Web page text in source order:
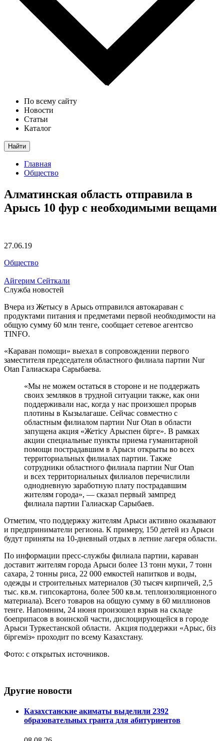
По всему сайту
Новости
Статьи
Каталог
Найти
Главная
Общество
Алматинская область отправила в
Арысь 10 фур с необходимыми вещами
27.06.19
Общество
Айгерим Сейткали
Служба новостей
Вчера из Жетысу в Арысь отправился автокараван с
продуктами питания и предметами первой необходимости на
общую сумму 60 млн тенге, сообщает сетевое агентсво
TINFO.
«Караван помощи» выехал в сопровождении первого
заместителя председателя областного филиала партии Nur
Otan Галиаскара Сарыбаева.
«Мы не можем остаться в стороне и не поддержать
своих земляков в трудной ситуации также, как они
поддерживали нас, когда у нас произошел прорыв
плотины в Кызылагаше. Сейчас совместно с
областным филиалом партии Nur Otan в области
запущена акция «Жетісу Арыспен бірге». В рамках
акции специальные пункты приема гуманитарной
помощи пострадавшим в Арыси открыты во всех
территориальных филиалах партии. Также
сотрудники областного филиала партии Nur Otan
и всех территориальных филиалов перечислили
однодневную заработную плату пострадавшим
жителям города», — сказал первый зампред
филиала партии Галиаскар Сарыбаев.
Отметим, что поддержку жителям Арыси активно оказывают
и предприниматели региона. К примеру, 150 детей из Арыси
будут приняты на 10-дневный отдых в летние лагеря области.
По информации пресс-службы филиала партии, караван
доставит жителям города Арыси более 13 тонн муки, 7 тонн
сахара, 2 тонны риса, 22 000 емкостей напитков и воды,
одежды и строительных материалов (30 тысяч кирпичей, 2,5
тыс. кв.м. гипсокартона, более 500 кв.м. теплоизоляционного
материала). Всего товаров на общую сумму в 60 миллионов
тенге. Напомним, 24 июня произошел взрыв на складе
боеприпасов в воинской части, дислоцирующейся в городе
Арыси Туркестанской области. Акция поддержки «Арыс, біз
біргеміз» проходит по всему Казахстану.
Фото: с открытых источников.
Другие новости
Казахстанские акиматы выделили 2392
образовательных гранта для абитуриентов